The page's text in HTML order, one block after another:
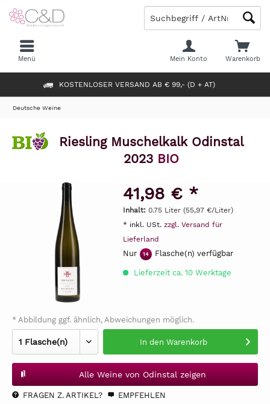
KOSTENLOSER VERSAND AB € 99,- (D + AT)
Warenkorb
Mein Konto
Menü
Deutsche Weine
Riesling Muschelkalk Odinstal
2023 BIO
41,98 € *
Inhalt: 0.75 Liter (55,97 €/Liter)
* inkl. USt. zzgl. Versand für
Lieferland
Nur 14 Flasche(n) verfügbar
Lieferzeit ca. 10 Werktage
* Abbildung ggf. ähnlich, Abweichungen möglich.
In den Warenkorb
Alle Weine von Odinstal zeigen
FRAGEN Z. ARTIKEL? EMPFEHLEN